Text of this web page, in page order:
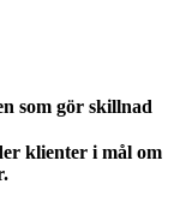
som gör skillnad
klienter i mål om